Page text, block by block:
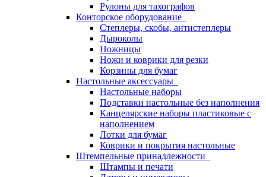
Рулоны для тахографов
Конторское оборудование
Степлеры, скобы, антистеплеры
Дыроколы
Ножницы
Ножи и коврики для резки
Корзины для бумаг
Настольные аксессуары
Настольные наборы
Подставки настольные без наполнения
Канцелярские наборы пластиковые с
наполнением
Лотки для бумаг
Коврики и покрытия настольные
Штемпельные принадлежности
Штампы и печати